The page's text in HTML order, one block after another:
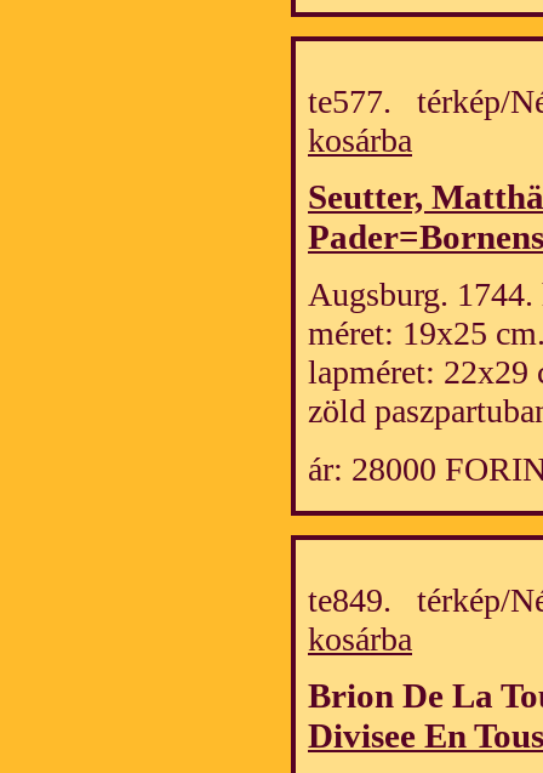
te577. térkép/
kosárba
Seutter,
Augsburg. 1744.
méret: 19x25
lapméret: 22x29
zöld
ár: 28000
te849. térkép/
kosárba
Brion De La
Divisee En